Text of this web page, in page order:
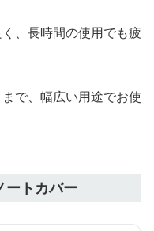
、長時間の使用でも疲
で、幅広い用途でお使
ートカバー